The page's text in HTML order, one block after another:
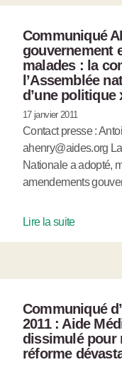
Communiqué
gouvernement
malades : la
l’Assemblée
d’une politique
17 janvier 2011
Contact presse :
ahenry@aides.org
Nationale a adopté,
amendements
Lire la suite
Communiqué
2011 : Aide
dissimulé pour
réforme